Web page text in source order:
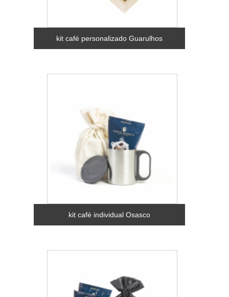
kit café personalizado Guarulhos
kit café individual Osasco